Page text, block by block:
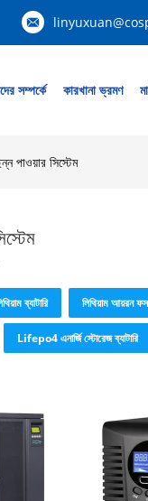
সম্পর্কে কারখানা ভ্রমণ
পাওয়ার সিস্টেম
ব্যাটারি লিথিয়াম আয়রন
Lifepo4 এনার্জি স্টোরেজ ব্যাটারি